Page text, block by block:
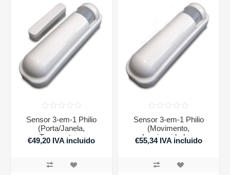
Sensor 3-em-1 Philio
(Porta/Janela,
Temperatura,
Luminosidade)
€49,20 IVA incluido
Sensor 3-em-1 Philio
(Movimento,
Luminosidade e
Temperatura)
€55,34 IVA incluido